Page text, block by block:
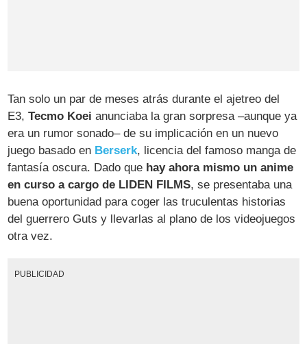
Tan solo un par de meses atrás durante el ajetreo del
E3,Tecmo Koei anunciaba la gran sorpresa –aunque ya
era un rumor sonado– de su implicación en un nuevo
juego basado en Berserk, licencia del famoso manga de
fantasía oscura. Dado que hay ahora mismo un anime
en curso a cargo de LIDEN FILMS, se presentaba una
buena oportunidad para coger las truculentas historias
del guerrero Guts y llevarlas al plano de los videojuegos
otra vez.
PUBLICIDAD